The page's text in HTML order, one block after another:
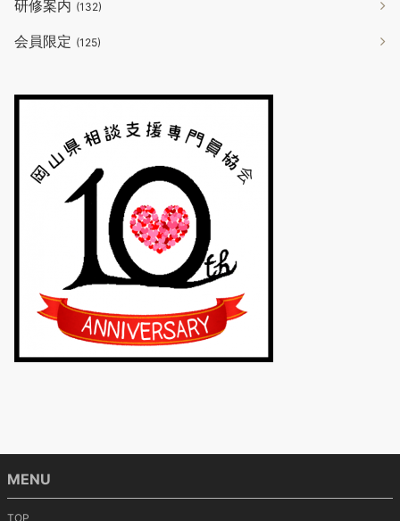
研修案内 (132)
会員限定 (125)
MENU
TOP